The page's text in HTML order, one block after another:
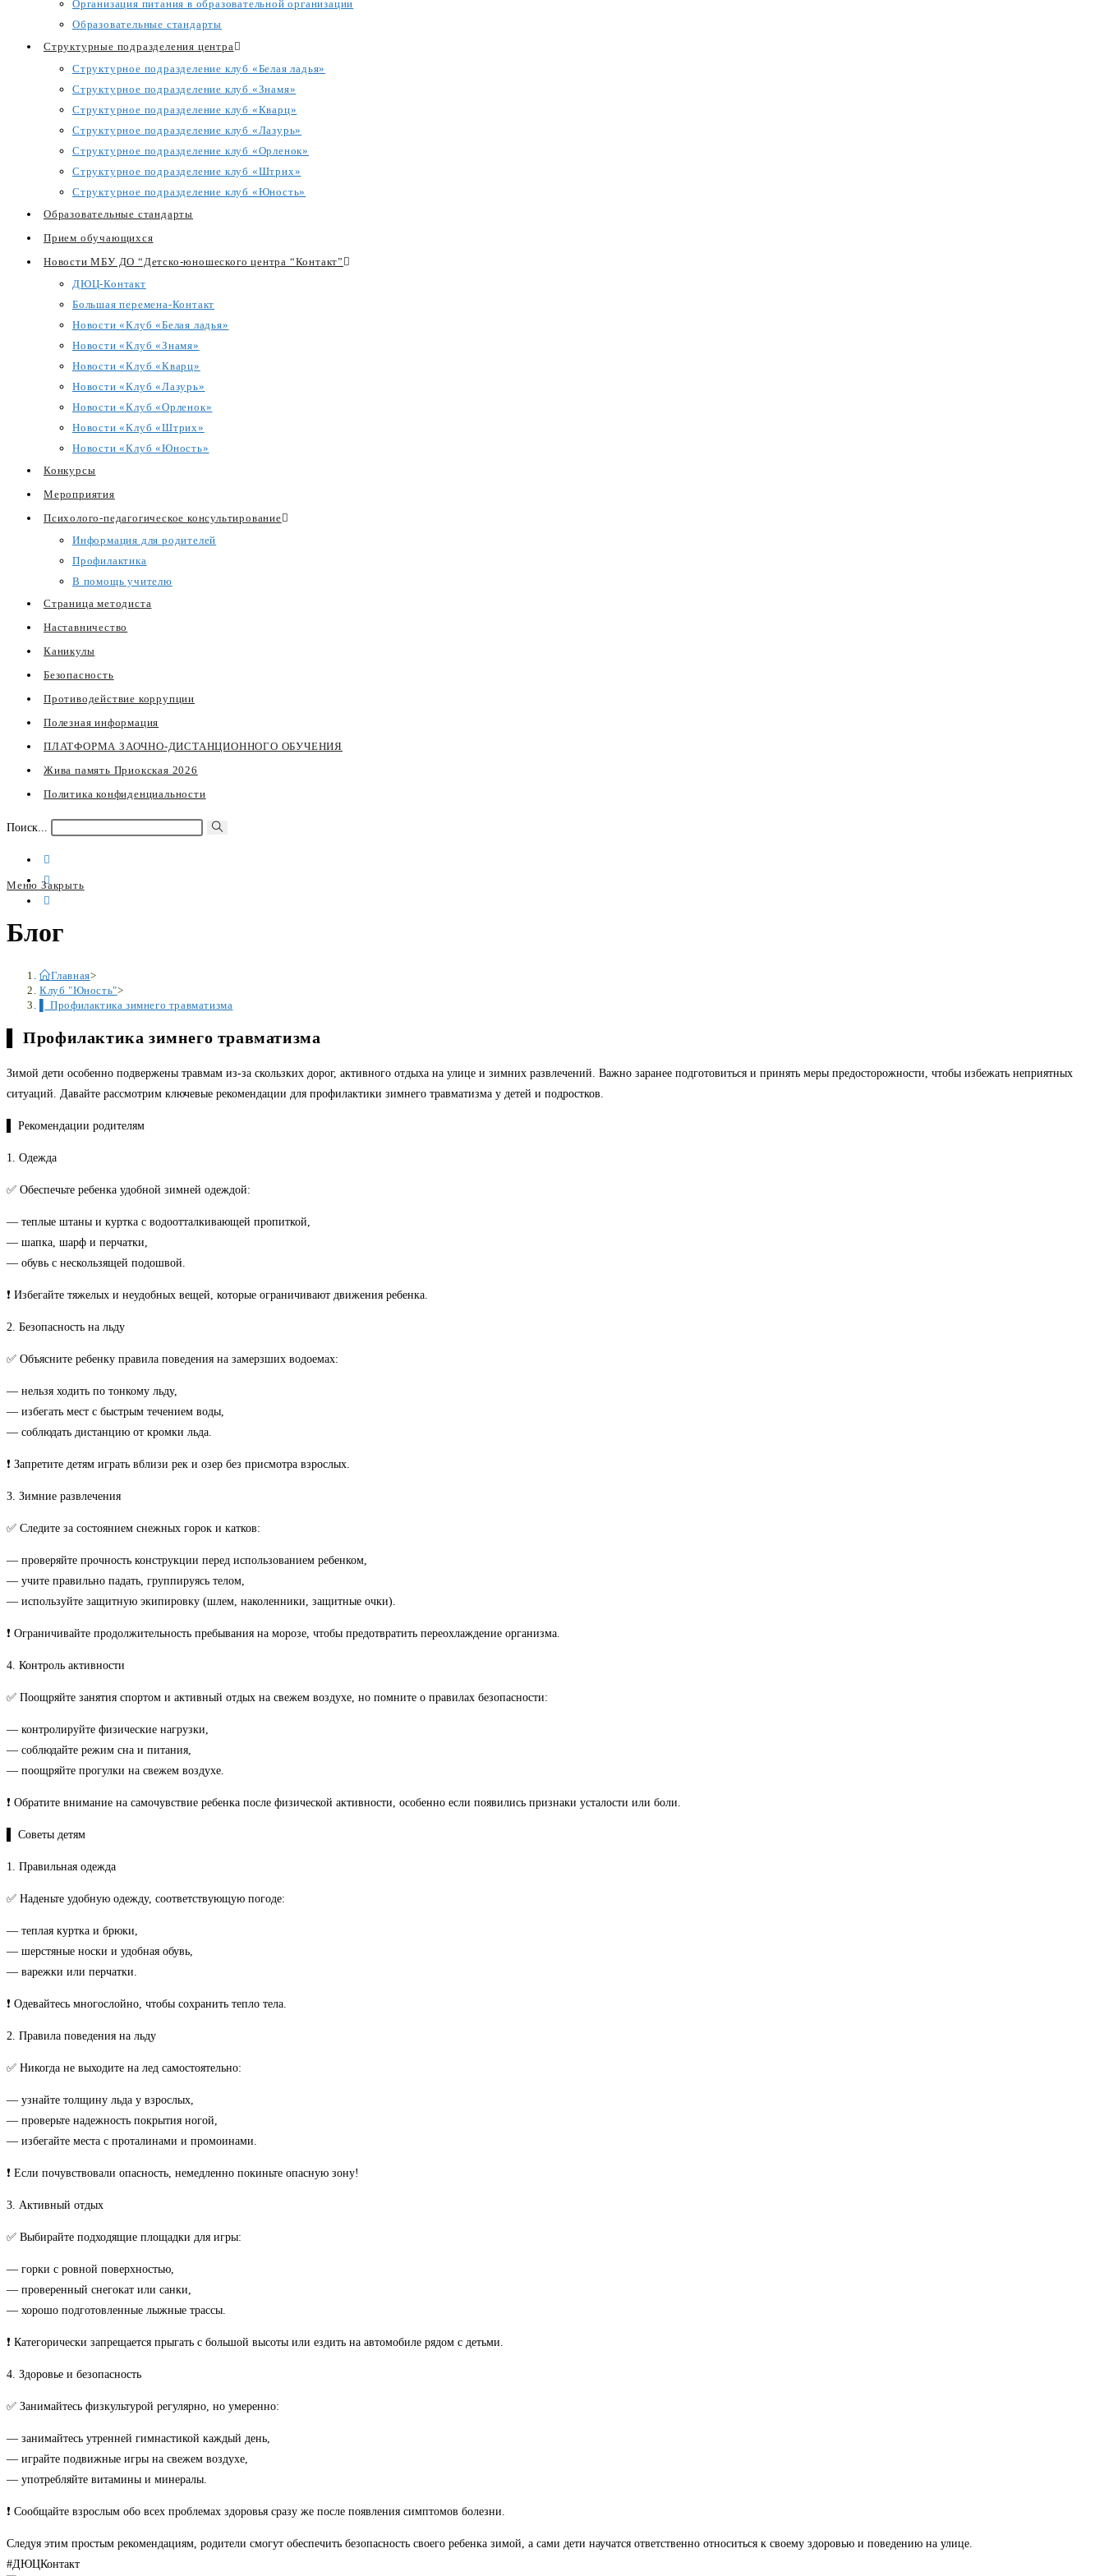
Организация питания в образовательной организации
Образовательные стандарты
Структурные подразделения центра
Структурное подразделение клуб «Белая ладья»
Структурное подразделение клуб «Знамя»
Структурное подразделение клуб «Кварц»
Структурное подразделение клуб «Лазурь»
Структурное подразделение клуб «Орленок»
Структурное подразделение клуб «Штрих»
Структурное подразделение клуб «Юность»
Образовательные стандарты
Прием обучающихся
Новости МБУ ДО “Детско-юношеского центра “Контакт”
ДЮЦ-Контакт
Большая перемена-Контакт
Новости «Клуб «Белая ладья»
Новости «Клуб «Знамя»
Новости «Клуб «Кварц»
Новости «Клуб «Лазурь»
Новости «Клуб «Орленок»
Новости «Клуб «Штрих»
Новости «Клуб «Юность»
Конкурсы
Мероприятия
Психолого-педагогическое консультирование
Информация для родителей
Профилактика
В помощь учителю
Страница методиста
Наставничество
Каникулы
Безопасность
Противодействие коррупции
Полезная информация
ПЛАТФОРМА ЗАОЧНО-ДИСТАНЦИОННОГО ОБУЧЕНИЯ
Жива память Приокская 2026
Политика конфиденциальности
Поиск...
Меню Закрыть
Переключите
кнопку,
развернуть
свернуть
меню
Блог
Главная>
Клуб "Юность">
▌ Профилактика зимнего травматизма
▌ Профилактика зимнего травматизма
Зимой дети особенно подвержены травмам из-за скользких дорог, активного отдыха на улице и зимних развлечений. Важно заранее подготовиться и принять меры предосторожности, чтобы избежать неприятных
ситуаций. Давайте рассмотрим ключевые рекомендации для профилактики зимнего травматизма у детей и подростков.
▌ Рекомендации родителям
1. Одежда
✅ Обеспечьте ребенка удобной зимней одеждой:
— теплые штаны и куртка с водоотталкивающей пропиткой,
— шапка, шарф и перчатки,
— обувь с нескользящей подошвой.
❗ Избегайте тяжелых и неудобных вещей, которые ограничивают движения ребенка.
2. Безопасность на льду
✅ Объясните ребенку правила поведения на замерзших водоемах:
— нельзя ходить по тонкому льду,
— избегать мест с быстрым течением воды,
— соблюдать дистанцию от кромки льда.
❗ Запретите детям играть вблизи рек и озер без присмотра взрослых.
3. Зимние развлечения
✅ Следите за состоянием снежных горок и катков:
— проверяйте прочность конструкции перед использованием ребенком,
— учите правильно падать, группируясь телом,
— используйте защитную экипировку (шлем, наколенники, защитные очки).
❗ Ограничивайте продолжительность пребывания на морозе, чтобы предотвратить переохлаждение организма.
4. Контроль активности
✅ Поощряйте занятия спортом и активный отдых на свежем воздухе, но помните о правилах безопасности:
— контролируйте физические нагрузки,
— соблюдайте режим сна и питания,
— поощряйте прогулки на свежем воздухе.
❗ Обратите внимание на самочувствие ребенка после физической активности, особенно если появились признаки усталости или боли.
▌ Советы детям
1. Правильная одежда
✅ Наденьте удобную одежду, соответствующую погоде:
— теплая куртка и брюки,
— шерстяные носки и удобная обувь,
— варежки или перчатки.
❗ Одевайтесь многослойно, чтобы сохранить тепло тела.
2. Правила поведения на льду
✅ Никогда не выходите на лед самостоятельно:
— узнайте толщину льда у взрослых,
— проверьте надежность покрытия ногой,
— избегайте места с проталинами и промоинами.
❗ Если почувствовали опасность, немедленно покиньте опасную зону!
3. Активный отдых
✅ Выбирайте подходящие площадки для игры:
— горки с ровной поверхностью,
— проверенный снегокат или санки,
— хорошо подготовленные лыжные трассы.
❗ Категорически запрещается прыгать с большой высоты или ездить на автомобиле рядом с детьми.
4. Здоровье и безопасность
✅ Занимайтесь физкультурой регулярно, но умеренно:
— занимайтесь утренней гимнастикой каждый день,
— играйте подвижные игры на свежем воздухе,
— употребляйте витамины и минералы.
❗ Сообщайте взрослым обо всех проблемах здоровья сразу же после появления симптомов болезни.
Следуя этим простым рекомендациям, родители смогут обеспечить безопасность своего ребенка зимой, а сами дети научатся ответственно относиться к своему здоровью и поведению на улице.
#ДЮЦКонтакт